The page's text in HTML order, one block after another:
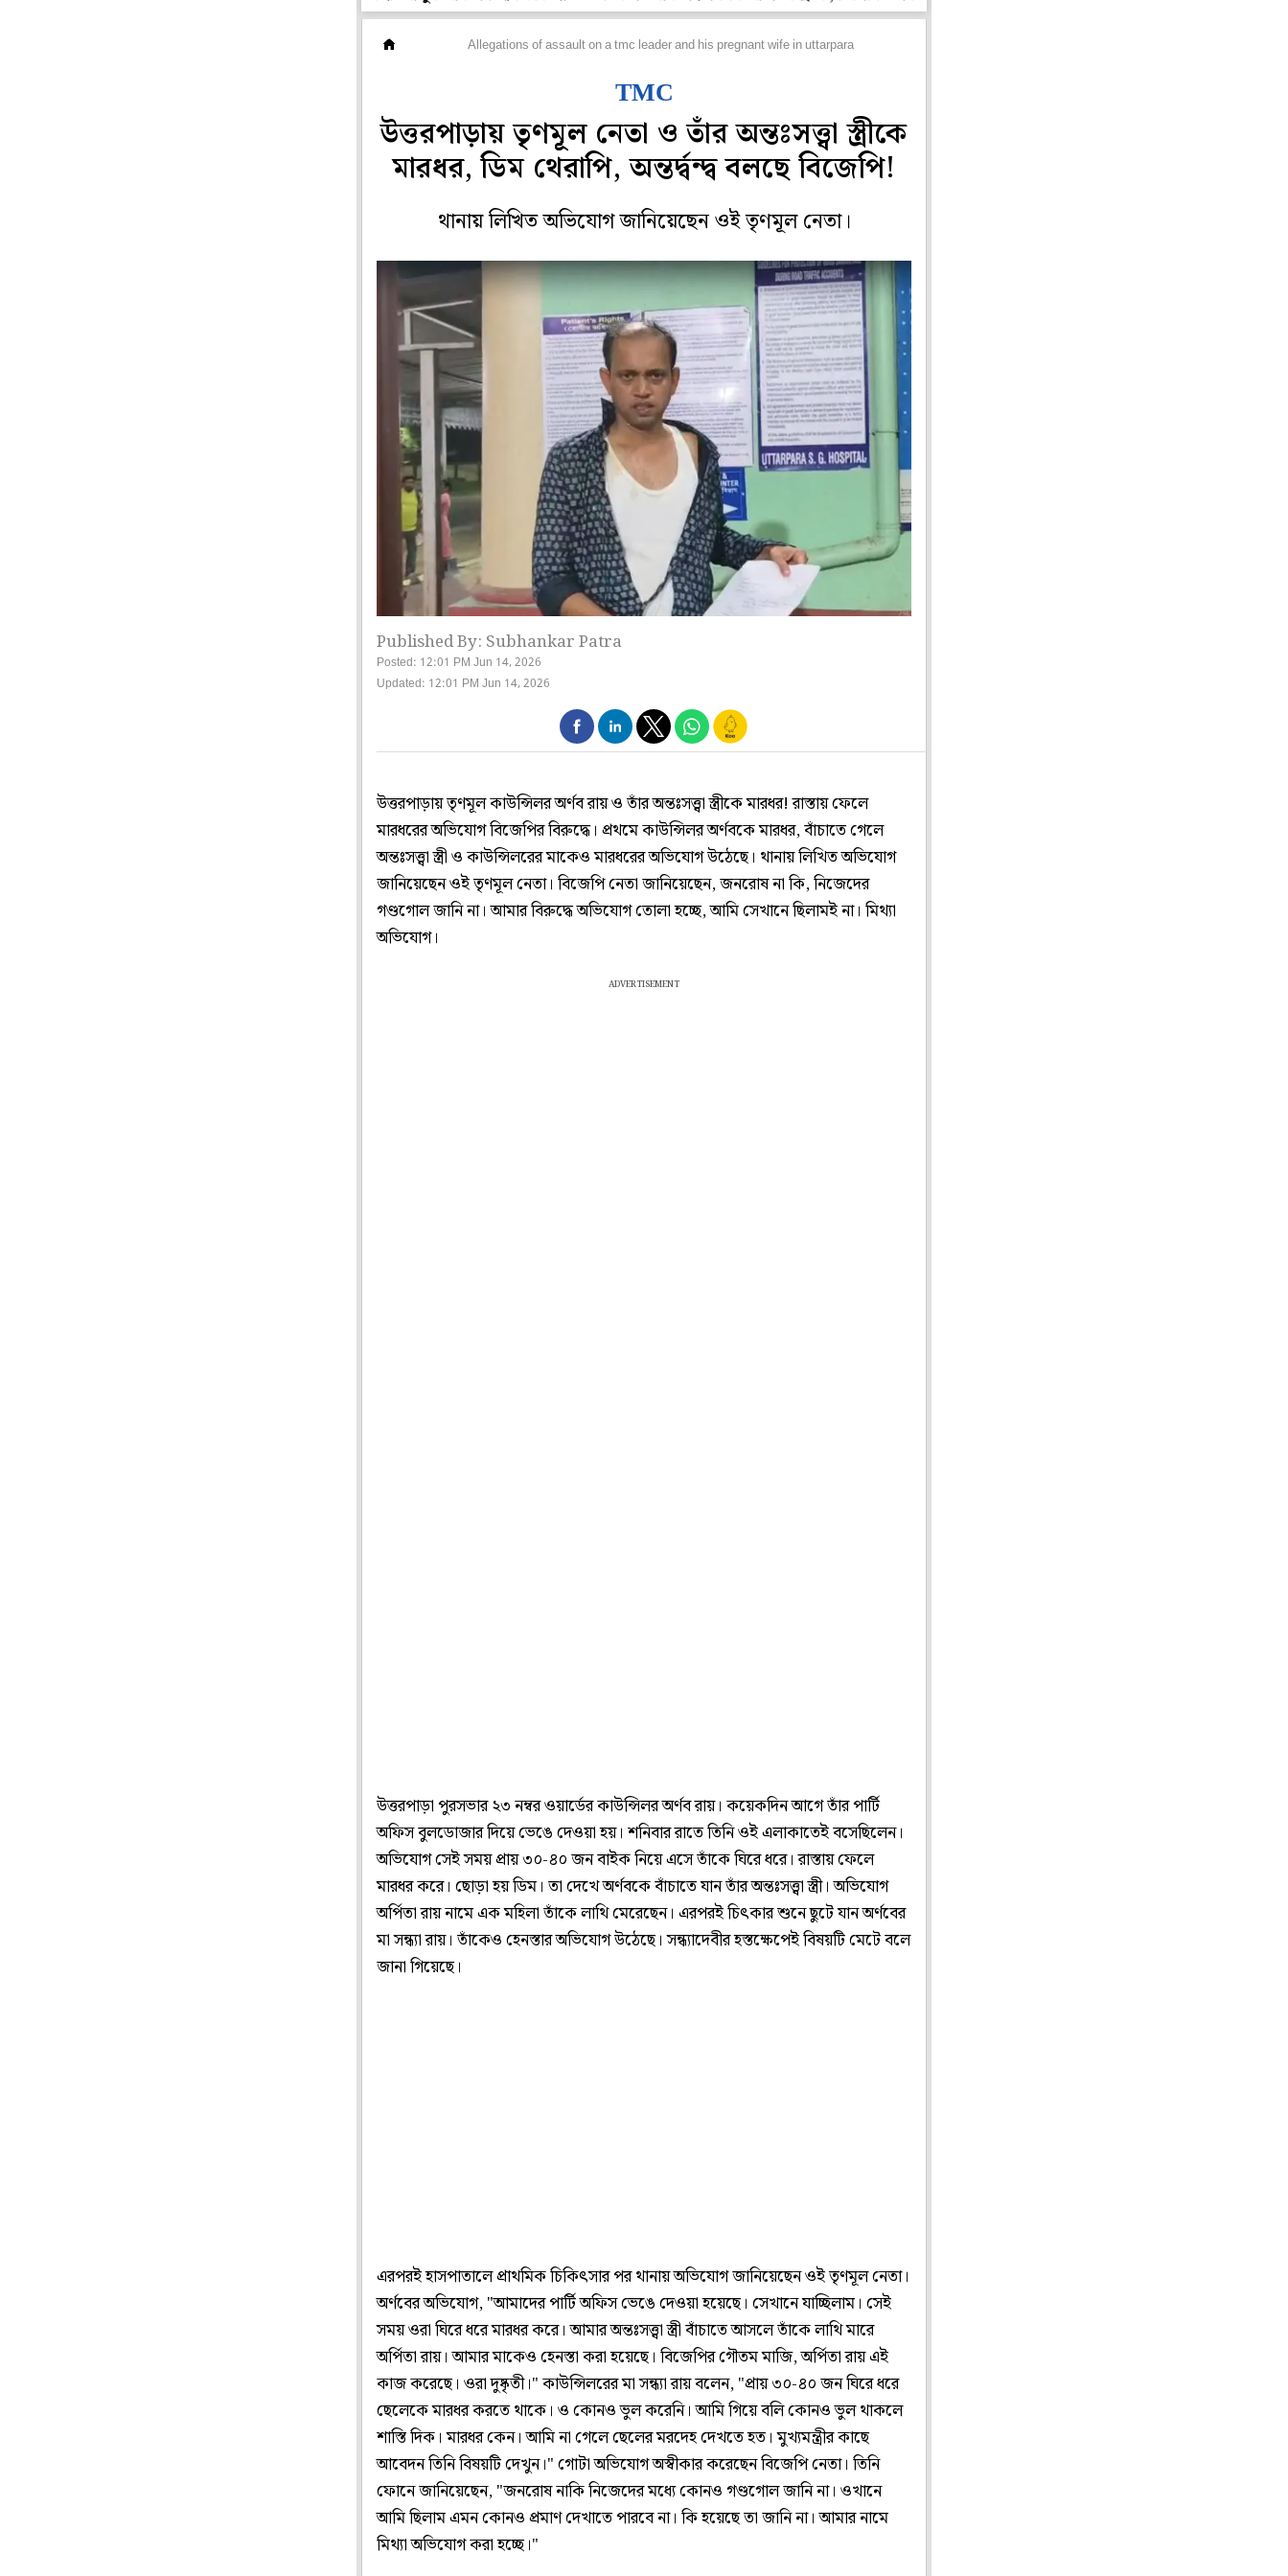
Allegations of assault on a tmc leader and his pregnant wife in uttarpara
TMC
উত্তরপাড়ায় তৃণমূূল নেতা ও তাঁর অন্তঃসত্ত্বা স্ত্রীকে
মারধর, ডিম থেরাপি, অন্তর্দ্বন্দ্ব বলছে বিজেপি!
থানায় লিখিত অভিযোগ জানিয়েছেন ওই তৃণমূল নেতা।
Published By: Subhankar Patra
Posted: 12:01 PM Jun 14, 2026
Updated: 12:01 PM Jun 14, 2026
উত্তরপাড়ায় তৃণমূল কাউন্সিলর অর্ণব রায় ও তাঁর অন্তঃসত্ত্বা স্ত্রীকে মারধর! রাস্তায় ফেলে
মারধরের অভিযোগ বিজেপির বিরুদ্ধে। প্রথমে কাউন্সিলর অর্ণবকে মারধর, বাঁচাতে গেলে
অন্তঃসত্ত্বা স্ত্রী ও কাউন্সিলরের মাকেও মারধরের অভিযোগ উঠেছে। থানায় লিখিত অভিযোগ
জানিয়েছেন ওই তৃণমূল নেতা। বিজেপি নেতা জানিয়েছেন, জনরোষ না কি, নিজেদের
গণ্ডগোল জানি না। আমার বিরুদ্ধে অভিযোগ তোলা হচ্ছে, আমি সেখানে ছিলামই না। মিথ্যা
অভিযোগ।
ADVERTISEMENT
উত্তরপাড়া পুরসভার ২৩ নম্বর ওয়ার্ডের কাউন্সিলর অর্ণব রায়। কয়েকদিন আগে তাঁর পার্টি
অফিস বুলডোজার দিয়ে ভেঙে দেওয়া হয়। শনিবার রাতে তিনি ওই এলাকাতেই বসেছিলেন।
অভিযোগ সেই সময় প্রায় ৩০-৪০ জন বাইক নিয়ে এসে তাঁকে ঘিরে ধরে। রাস্তায় ফেলে
মারধর করে। ছোড়া হয় ডিম। তা দেখে অর্ণবকে বাঁচাতে যান তাঁর অন্তঃসত্ত্বা স্ত্রী। অভিযোগ
অর্পিতা রায় নামে এক মহিলা তাঁকে লাথি মেরেছেন। এরপরই চিৎকার শুনে ছুটে যান অর্ণবের
মা সন্ধ্যা রায়। তাঁকেও হেনস্তার অভিযোগ উঠেছে। সন্ধ্যাদেবীর হস্তক্ষেপেই বিষয়টি মেটে বলে
জানা গিয়েছে।
এরপরই হাসপাতালে প্রাথমিক চিকিৎসার পর থানায় অভিযোগ জানিয়েছেন ওই তৃণমূল নেতা।
অর্ণবের অভিযোগ, "আমাদের পার্টি অফিস ভেঙে দেওয়া হয়েছে। সেখানে যাচ্ছিলাম। সেই
সময় ওরা ঘিরে ধরে মারধর করে। আমার অন্তঃসত্ত্বা স্ত্রী বাঁচাতে আসলে তাঁকে লাথি মারে
অর্পিতা রায়। আমার মাকেও হেনস্তা করা হয়েছে। বিজেপির গৌতম মাজি, অর্পিতা রায় এই
কাজ করেছে। ওরা দুষ্কৃতী।" কাউন্সিলরের মা সন্ধ্যা রায় বলেন, "প্রায় ৩০-৪০ জন ঘিরে ধরে
ছেলেকে মারধর করতে থাকে। ও কোনও ভুল করেনি। আমি গিয়ে বলি কোনও ভুল থাকলে
শাস্তি দিক। মারধর কেন। আমি না গেলে ছেলের মরদেহ দেখতে হত। মুখ্যমন্ত্রীর কাছে
আবেদন তিনি বিষয়টি দেখুন।" গোটা অভিযোগ অস্বীকার করেছেন বিজেপি নেতা। তিনি
ফোনে জানিয়েছেন, "জনরোষ নাকি নিজেদের মধ্যে কোনও গণ্ডগোল জানি না। ওখানে
আমি ছিলাম এমন কোনও প্রমাণ দেখাতে পারবে না। কি হয়েছে তা জানি না। আমার নামে
মিথ্যা অভিযোগ করা হচ্ছে।"